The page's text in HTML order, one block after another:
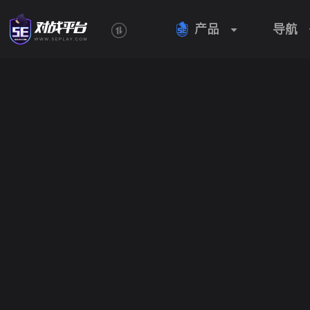
 产品 导航